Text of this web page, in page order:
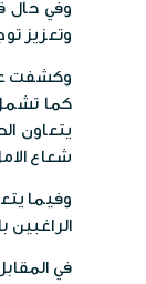
وفي حال
وتعزيز
كما تشمل
يتعاون
شعاع
وفيما
في